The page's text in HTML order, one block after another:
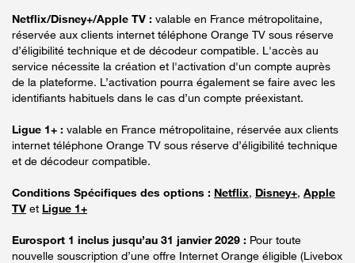
Netflix/Disney+/Apple TV : valable en France métropolitaine,
réservée aux clients internet téléphone Orange TV sous réserve
d’éligibilité technique et de décodeur compatible. L'accès au
service nécessite la création et l'activation d'un compte auprès
de la plateforme. L’activation pourra également se faire avec les
identifiants habituels dans le cas d’un compte préexistant.
Ligue 1+ : valable en France métropolitaine, réservée aux clients
internet téléphone Orange TV sous réserve d’éligibilité technique
et de décodeur compatible.
Conditions Spécifiques des options : Netflix, Disney+, Apple
TV et Ligue 1+
Eurosport 1 inclus jusqu’au 31 janvier 2029 : Pour toute
nouvelle souscription d’une offre Internet Orange éligible (Livebox